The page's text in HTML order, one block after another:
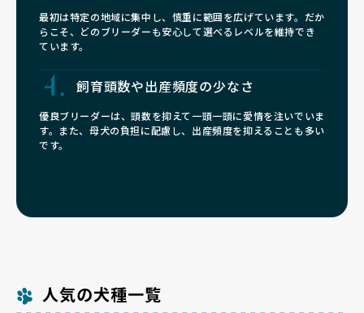
最初は特定の地域に集中し、慎重に範囲を広げています。だか
らこそ、どのブリーダーも安心して選べるレベルを維持でき
ています。
飼育頭数や出産頻度の少なさ
優良ブリーダーは、頭数を抑えて一頭一頭に愛情を注いでいま
す。また、母犬の負担に配慮し、出産頻度を抑えることも多い
です。
人気の犬種一覧